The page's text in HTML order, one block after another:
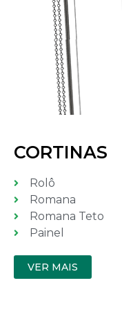
CORTINAS
Rolô
Romana
Romana Teto
Painel
VER MAIS